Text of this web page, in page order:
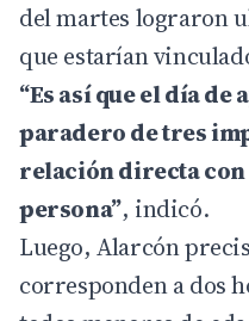
del martes lograron
que estarían
“Es así que el día
paradero de tres
relación directa
persona”, indicó.
Luego, Alarcón
corresponden a dos